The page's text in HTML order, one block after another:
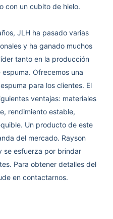
con un cubito de hielo.
JLH ha pasado varias
y ha ganado muchos
tanto en la producción
Ofrecemos una
para los clientes. El
ventajas: materiales
rendimiento estable,
Un producto de este
del mercado. Rayson
se esfuerza por brindar
Para obtener detalles del
en contactarnos.